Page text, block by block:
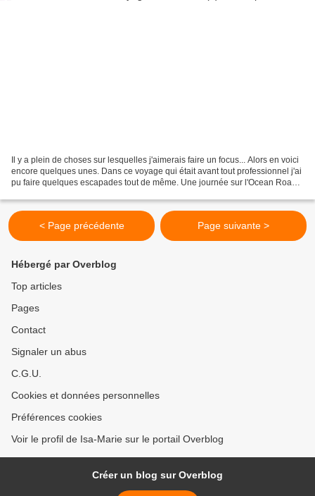
Il y a plein de choses sur lesquelles j'aimerais faire un focus... Alors en voici
encore quelques unes. Dans ce voyage qui était avant tout professionnel j'ai
pu faire quelques escapades tout de même. Une journée sur l'Ocean Road,
< Page précédente Page suivante >
Hébergé par Overblog
Top articles
Pages
Contact
Signaler un abus
C.G.U.
Cookies et données personnelles
Préférences cookies
Voir le profil de Isa-Marie sur le portail Overblog
Créer un blog sur Overblog